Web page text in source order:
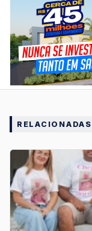
RELACIONADAS